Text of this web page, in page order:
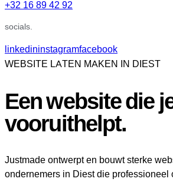
+32 16 89 42 92
socials.
linkedininstagramfacebook
WEBSITE LATEN MAKEN IN DIEST
Een website die
vooruithelpt.
Justmade ontwerpt en bouwt sterke
ondernemers in Diest die professioneel